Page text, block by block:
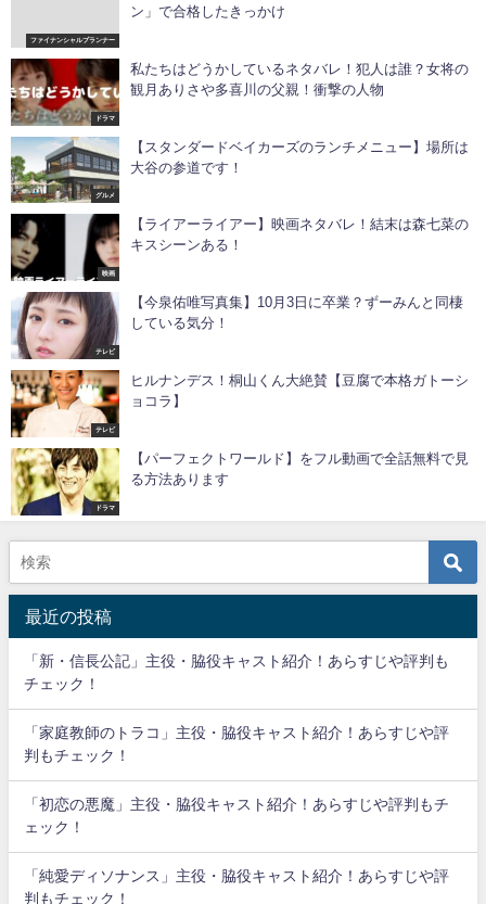
ファイナンシャルプランナー
ン」で合格したきっかけ
ドラマ
私たちはどうかしているネタバレ！犯人は誰？女将の
観月ありさや多喜川の父親！衝撃の人物
グルメ
【スタンダードベイカーズのランチメニュー】場所は
大谷の参道です！
映画
【ライアーライアー】映画ネタバレ！結末は森七菜の
キスシーンある！
テレビ
【今泉佑唯写真集】10月3日に卒業？ずーみんと同棲
している気分！
テレビ
ヒルナンデス！桐山くん大絶賛【豆腐で本格ガトーシ
ョコラ】
ドラマ
【パーフェクトワールド】をフル動画で全話無料で見
る方法あります
最近の投稿
「新・信長公記」主役・脇役キャスト紹介！あらすじや評判も
チェック！
「家庭教師のトラコ」主役・脇役キャスト紹介！あらすじや評
判もチェック！
「初恋の悪魔」主役・脇役キャスト紹介！あらすじや評判もチ
ェック！
「純愛ディソナンス」主役・脇役キャスト紹介！あらすじや評
判もチェック！